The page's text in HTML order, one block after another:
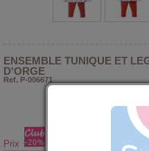
ENSEMBLE TUNIQUE ET
D'ORGE
Ref. P-006671
Prix